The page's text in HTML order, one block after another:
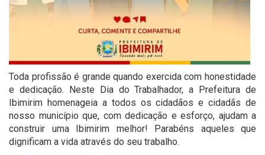
Toda profissão é grande quando exercida com honestidade
e dedicação. Neste Dia do Trabalhador, a Prefeitura de
Ibimirim homenageia a todos os cidadãos e cidadãs de
nosso município que, com dedicação e esforço, ajudam a
construir uma Ibimirim melhor! Parabéns aqueles que
dignificam a vida através do seu trabalho.